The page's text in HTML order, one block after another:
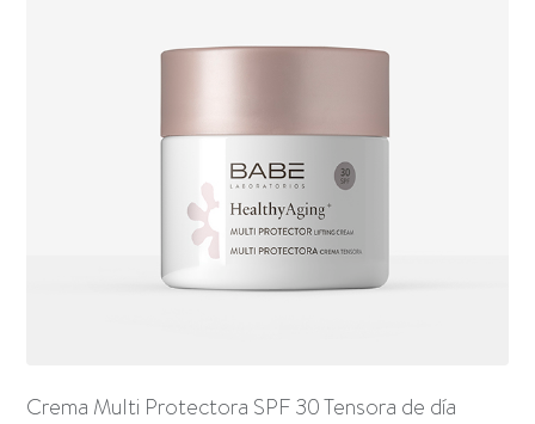
Crema Multi Protectora SPF 30 Tensora de día